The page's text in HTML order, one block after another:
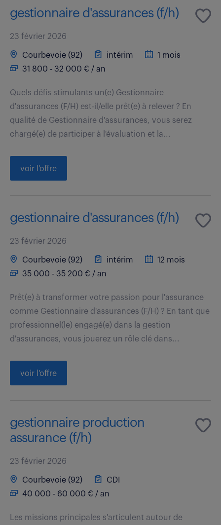
gestionnaire d'assurances (f/h)
23 février 2026
Courbevoie (92) intérim
1 mois
31 800 - 32 000 € / an
Quels défis stimulants un(e) Gestionnaire
d'assurances (F/H) est-il/elle prêt(e) à relever ? En
qualité de Gestionnaire d'assurances, vous serez
chargé(e) de participer à l'évaluation et la...
voir l'offre
gestionnaire d'assurances (f/h)
23 février 2026
Courbevoie (92) intérim
12 mois
35 000 - 35 200 € / an
Prêt(e) à transformer votre passion pour l'assurance
comme Gestionnaire d'assurances (F/H) ? En tant que
professionnel(le) engagé(e) dans la gestion
d'assurances, vous jouerez un rôle clé dans...
voir l'offre
gestionnaire production
assurance (f/h)
23 février 2026
Courbevoie (92)
CDI
40 000 - 60 000 € / an
Les missions principales s'articulent autour de